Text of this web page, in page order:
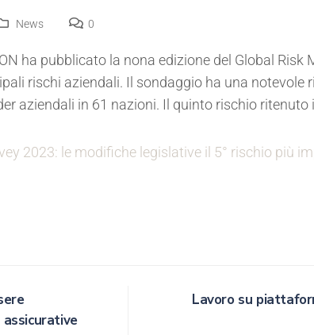
News 0
ha pubblicato la nona edizione del Global Risk
rischi aziendali. Il sondaggio ha una notevole
aziendali in 61 nazioni. Il quinto rischio ritenuto
2023: le modifiche legislative il 5° rischio più
Lavoro su